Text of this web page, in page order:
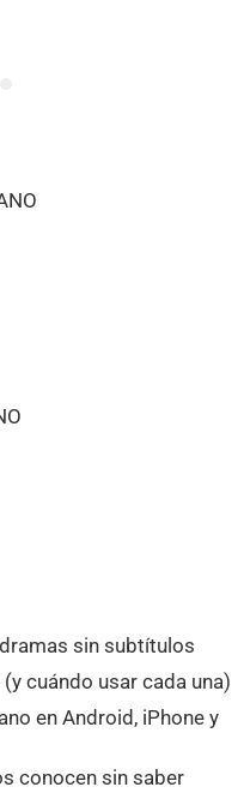
sin subtítulos
cuándo usar cada una)
en Android, iPhone y
conocen sin saber